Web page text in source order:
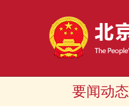
要闻动态